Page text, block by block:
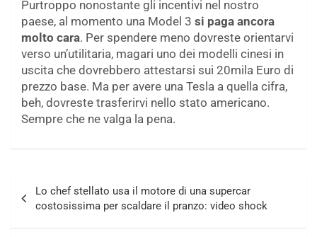
Purtroppo nonostante gli incentivi nel nostro
paese, al momento una Model 3 si paga ancora
molto cara. Per spendere meno dovreste orientarvi
verso un’utilitaria, magari uno dei modelli cinesi in
uscita che dovrebbero attestarsi sui 20mila Euro di
prezzo base. Ma per avere una Tesla a quella cifra,
beh, dovreste trasferirvi nello stato americano.
Sempre che ne valga la pena.
articoli
Lo chef stellato usa il motore di una supercar
costosissima per scaldare il pranzo: video shock